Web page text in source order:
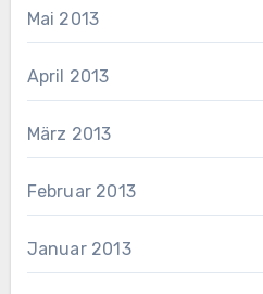
Mai 2013
April 2013
März 2013
Februar 2013
Januar 2013